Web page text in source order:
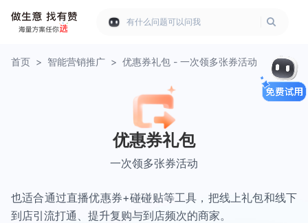
有什么问题可以问我
首页 > 智能营销推广 > 优惠券礼包 - 一次领多张券活动
优惠券礼包
一次领多张券活动
也适合通过直播优惠券+碰碰贴等工具，把线上礼包和线下
到店引流打通、提升复购与到店频次的商家。